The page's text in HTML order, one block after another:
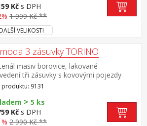
Kč s DPH
1 999 Kč **
VELIKOSTI
3 zásuvky TORINO
masiv borovice, lakované
tři zásuvky s kovovými pojezdy
produktu: 9131
> 5 ks
Kč s DPH
2 990 Kč **